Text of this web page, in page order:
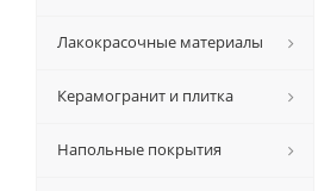
Лакокрасочные материалы
Керамогранит и плитка
Напольные покрытия